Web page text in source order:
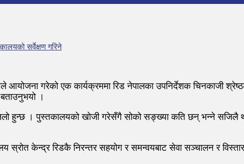
सर्वेक्षण गरिने
आयोजना गरेको एक कार्यक्रममा रिड नेपालका उपनिर्देशक चिनकाजी
।
हुन्छ । पुस्तकालयको खोजी गरेसँगै सोको सङ्ख्या कति छन् भन्ने सजिलै
स्रोत केन्द्र रिडकै निरन्तर सहयोग र समन्वयबाट सेवा सञ्चालन र